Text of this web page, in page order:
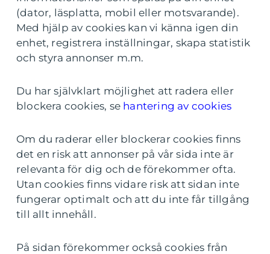
(dator, läsplatta, mobil eller motsvarande).
Med hjälp av cookies kan vi känna igen din
enhet, registrera inställningar, skapa statistik
och styra annonser m.m.
Du har självklart möjlighet att radera eller
blockera cookies, se hantering av cookies
Om du raderar eller blockerar cookies finns
det en risk att annonser på vår sida inte är
relevanta för dig och de förekommer ofta.
Utan cookies finns vidare risk att sidan inte
fungerar optimalt och att du inte får tillgång
till allt innehåll.
På sidan förekommer också cookies från